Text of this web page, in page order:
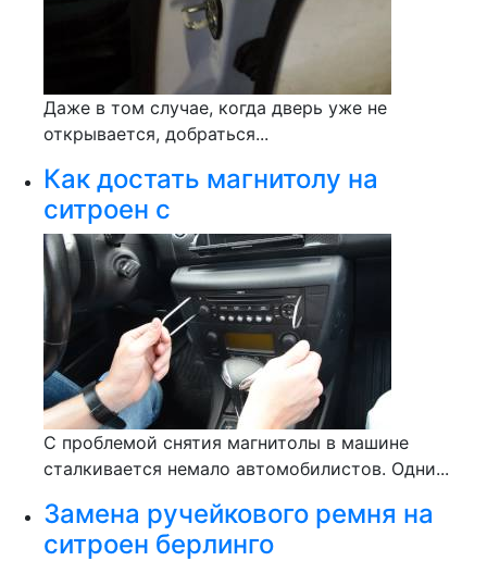
Даже в том случае, когда дверь уже не
открывается, добраться...
Как достать магнитолу на
ситроен с
С проблемой снятия магнитолы в машине
сталкивается немало автомобилистов. Одни...
Замена ручейкового ремня на
ситроен берлинго